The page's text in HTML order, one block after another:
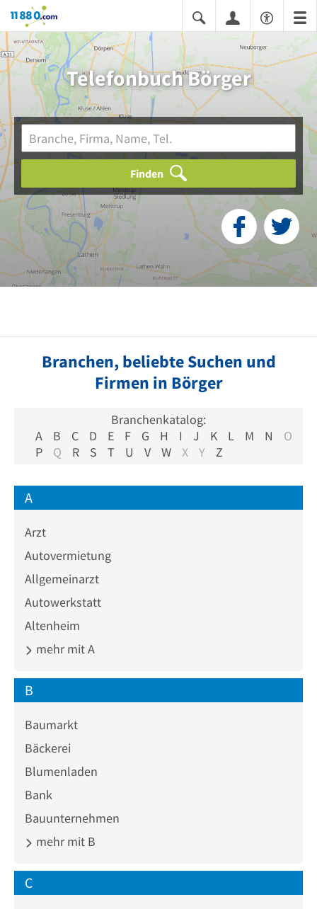
11880.com
Telefonbuch Börger
Finden
Branchen, beliebte Suchen und
Firmen in Börger
Branchenkatalog:
A
B C D E F G H I J K L M N
O
P
Q R S T U V W X Y Z
A
Arzt
Autovermietung
Allgemeinarzt
Autowerkstatt
Altenheim
mehr mit A
B
Baumarkt
Bäckerei
Blumenladen
Bank
Bauunternehmen
mehr mit B
C